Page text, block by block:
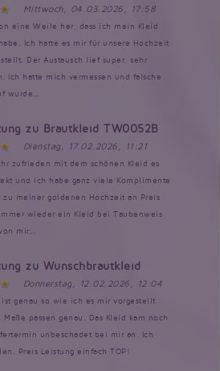
Mittwoch, 04.03.2026, 17:58
eine Weile her, dass ich mein Kleid
Ich hatte es mir für unsere Hochzeit
Der Austausch lief super, sehr
Ich hatte mich vermessen und falsche
wurde...
zu Brautkleid TW0052B
Dienstag, 17.02.2026, 11:21
zufrieden mit dem schönen Kleid es
und ich habe ganz viele Komplimente
zu meiner goldenen Hochzeit an Preis
wieder ein Kleid bei Taubenweis
mir...
zu Wunschbrautkleid
Donnerstag, 12.02.2026, 12:04
ist genau so wie ich es mir vorgestellt
Maße passen genau. Das Kleid kam noch
unbeschadet bei mir an. Ich
Preis Leistung einfach TOP!